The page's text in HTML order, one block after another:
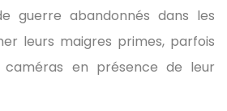
guerre abandonnés dans les
leurs maigres primes, parfois
en présence de leur